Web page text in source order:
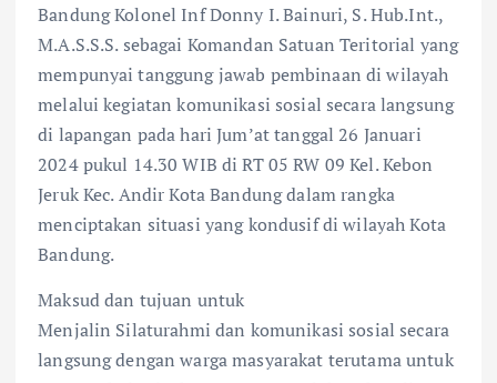
Bandung Kolonel Inf Donny I. Bainuri, S. Hub.Int.,
M.A.S.S.S. sebagai Komandan Satuan Teritorial yang
mempunyai tanggung jawab pembinaan di wilayah
melalui kegiatan komunikasi sosial secara langsung
di lapangan pada hari Jum’at tanggal 26 Januari
2024 pukul 14.30 WIB di RT 05 RW 09 Kel. Kebon
Jeruk Kec. Andir Kota Bandung dalam rangka
menciptakan situasi yang kondusif di wilayah Kota
Bandung.
Maksud dan tujuan untuk
Menjalin Silaturahmi dan komunikasi sosial secara
langsung dengan warga masyarakat terutama untuk